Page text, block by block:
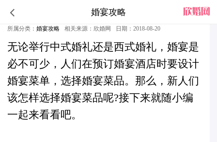
婚宴攻略
怎样选择酒店婚宴菜单的菜品
所属分类： 婚宴攻略 相关来源：欣婚网 日期：2018-08-20
无论举行中式婚礼还是西式婚礼，婚宴是
必不可少，人们在预订婚宴酒店时要设计
婚宴菜单，选择婚宴菜品。那么，新人们
该怎样选择婚宴菜品呢?接下来就随小编
一起来看看吧。